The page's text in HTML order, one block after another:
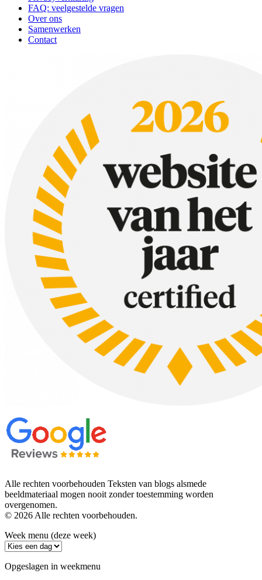
FAQ: veelgestelde vragen
Over ons
Samenwerken
Contact
Alle rechten voorbehouden Teksten van blogs alsmede
beeldmateriaal mogen nooit zonder toestemming worden
overgenomen.
© 2026 Alle rechten voorbehouden.
Week menu (deze week)
Opgeslagen in weekmenu